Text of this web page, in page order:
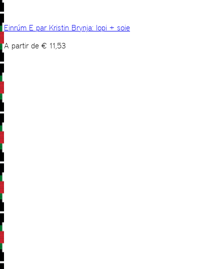
Einrúm E par Kristin Brynja: lopi + soie
A partir de € 11,53